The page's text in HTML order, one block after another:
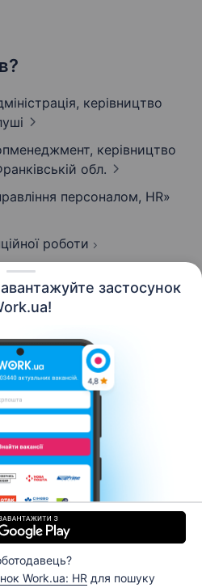
застосунок
Work.ua: HR для пошуку
керівництво
керівництво
обл.
персоналом, HR»
роботи
нас
Кар’єра
Умови використання
пошуку роботи №1 в